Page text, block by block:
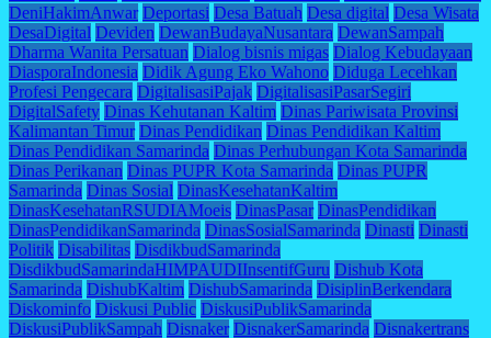
DeniHakimAnwar Deportasi Desa Batuah Desa digital Desa Wisata
DesaDigital Deviden DewanBudayaNusantara DewanSampah
Dharma Wanita Persatuan Dialog bisnis migas Dialog Kebudayaan
DiasporaIndonesia Didik Agung Eko Wahono Diduga Lecehkan
Profesi Pengecara DigitalisasiPajak DigitalisasiPasarSegiri
DigitalSafety Dinas Kehutanan Kaltim Dinas Pariwisata Provinsi
Kalimantan Timur Dinas Pendidikan Dinas Pendidikan Kaltim
Dinas Pendidikan Samarinda Dinas Perhubungan Kota Samarinda
Dinas Perikanan Dinas PUPR Kota Samarinda Dinas PUPR
Samarinda Dinas Sosial DinasKesehatanKaltim
DinasKesehatanRSUDIAMoeis DinasPasar DinasPendidikan
DinasPendidikanSamarinda DinasSosialSamarinda Dinasti Dinasti
Politik Disabilitas DisdikbudSamarinda
DisdikbudSamarindaHIMPAUDIInsentifGuru Dishub Kota
Samarinda DishubKaltim DishubSamarinda DisiplinBerkendara
Diskominfo Diskusi Public DiskusiPublikSamarinda
DiskusiPublikSampah Disnaker DisnakerSamarinda Disnakertrans